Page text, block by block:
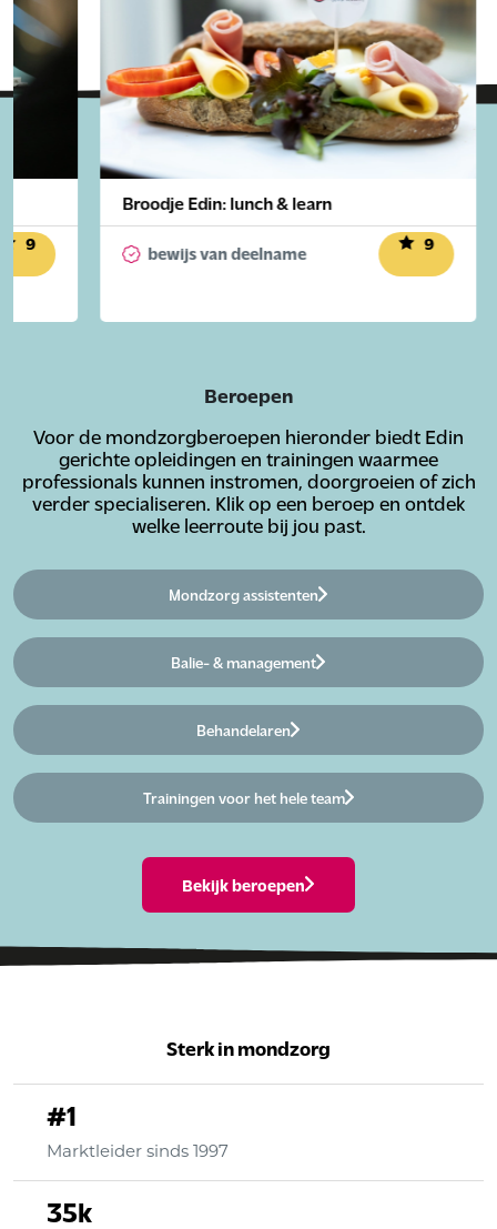
9
Broodje Edin: lunch & learn
bewijs van deelname
9
Beroepen
Voor de mondzorgberoepen hieronder biedt Edin
gerichte opleidingen en trainingen waarmee
professionals kunnen instromen, doorgroeien of zich
verder specialiseren. Klik op een beroep en ontdek
welke leerroute bij jou past.
Mondzorg assistenten
Balie- & management
Behandelaren
Trainingen voor het hele team
Bekijk beroepen
Sterk in mondzorg
#1
Marktleider sinds 1997
35k